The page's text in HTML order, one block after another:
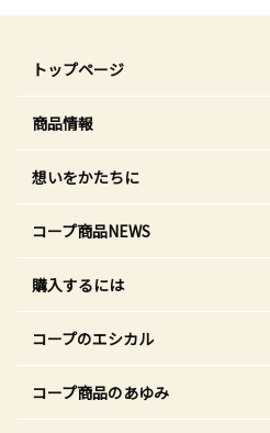
トップページ
商品情報
想いをかたちに
コープ商品NEWS
購入するには
コープのエシカル
コープ商品のあゆみ